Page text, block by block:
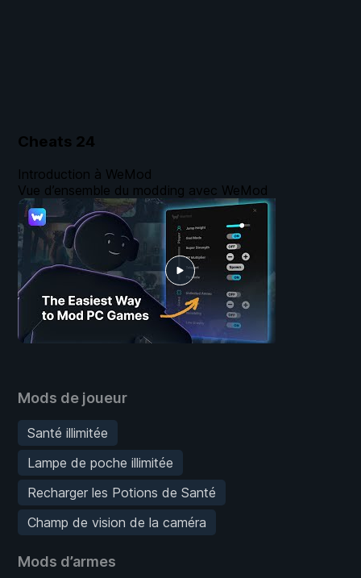
Cheats 24
Mods de joueur
Santé illimitée
Lampe de poche illimitée
Recharger les Potions de Santé
Champ de vision de la caméra
Mods d’armes
Introduction à WeMod
Vue d’ensemble du modding avec WeMod